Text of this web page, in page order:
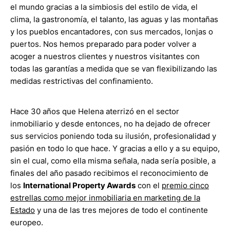
el mundo gracias a la simbiosis del estilo de vida, el
clima, la gastronomía, el talanto, las aguas y las montañas
y los pueblos encantadores, con sus mercados, lonjas o
puertos. Nos hemos preparado para poder volver a
acoger a nuestros clientes y nuestros visitantes con
todas las garantías a medida que se van flexibilizando las
medidas restrictivas del confinamiento.
Hace 30 años que Helena aterrizó en el sector
inmobiliario y desde entonces, no ha dejado de ofrecer
sus servicios poniendo toda su ilusión, profesionalidad y
pasión en todo lo que hace. Y gracias a ello y a su equipo,
sin el cual, como ella misma señala, nada sería posible, a
finales del año pasado recibimos el reconocimiento de
los International Property Awards con el premio cinco
estrellas como mejor inmobiliaria en marketing de la
Estado y una de las tres mejores de todo el continente
europeo.